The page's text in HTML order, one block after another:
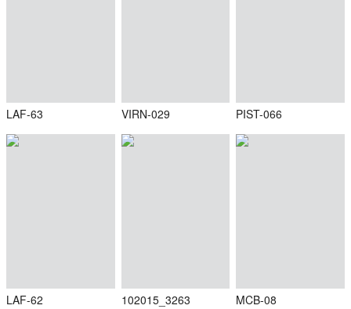
LAF-63 VIRN-029 PIST-066
LAF-62 102015_3263 MCB-08